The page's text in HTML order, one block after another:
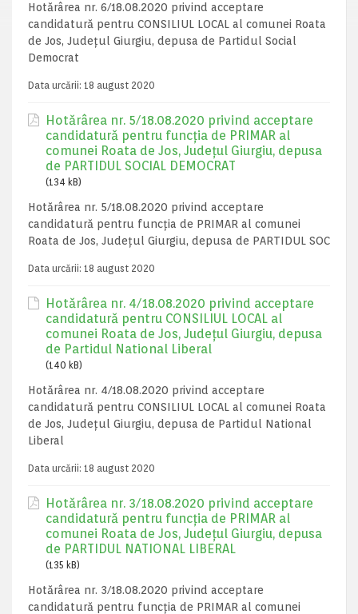
Hotărârea nr. 6/18.08.2020 privind acceptare
candidatură pentru CONSILIUL LOCAL al comunei Roata
de Jos, Județul Giurgiu, depusa de Partidul Social
Democrat
Data urcării: 18 august 2020
Hotărârea nr. 5/18.08.2020 privind acceptare
candidatură pentru funcția de PRIMAR al
comunei Roata de Jos, Județul Giurgiu, depusa
de PARTIDUL SOCIAL DEMOCRAT
(134 kB)
Hotărârea nr. 5/18.08.2020 privind acceptare
candidatură pentru funcția de PRIMAR al comunei
Roata de Jos, Județul Giurgiu, depusa de PARTIDUL SOC
Data urcării: 18 august 2020
Hotărârea nr. 4/18.08.2020 privind acceptare
candidatură pentru CONSILIUL LOCAL al
comunei Roata de Jos, Județul Giurgiu, depusa
de Partidul National Liberal
(140 kB)
Hotărârea nr. 4/18.08.2020 privind acceptare
candidatură pentru CONSILIUL LOCAL al comunei Roata
de Jos, Județul Giurgiu, depusa de Partidul National
Liberal
Data urcării: 18 august 2020
Hotărârea nr. 3/18.08.2020 privind acceptare
candidatură pentru funcția de PRIMAR al
comunei Roata de Jos, Județul Giurgiu, depusa
de PARTIDUL NATIONAL LIBERAL
(135 kB)
Hotărârea nr. 3/18.08.2020 privind acceptare
candidatură pentru funcția de PRIMAR al comunei